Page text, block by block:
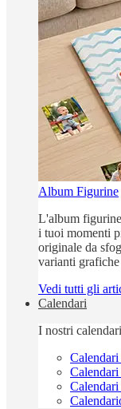
Album Figurine
L'album
i tuoi momenti
originale da
varianti
Vedi tutti gli
Calendari
I nostri calendari